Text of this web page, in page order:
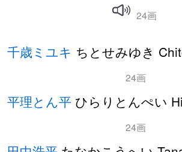
24画
千歳ミユキ ちとせみゆき
24画
平理とん平ひらりとんぺい
24画